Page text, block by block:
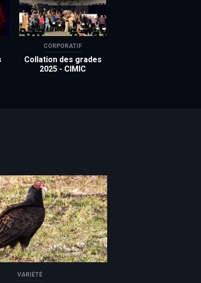
CORPORATIF
Collation des grades
2025 - CIMIC
VARIÉTÉ